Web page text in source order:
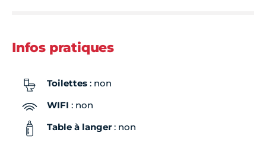
Infos pratiques
Toilettes : non
WIFI : non
Table à langer: non